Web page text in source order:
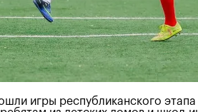
игры республиканского